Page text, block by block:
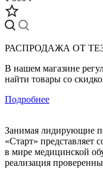
РАСПРОДАЖА ОТ
В нашем магазине
найти товары со
Подробнее
Занимая лидирующие
«Старт» представляет
в мире медицинской
реализация